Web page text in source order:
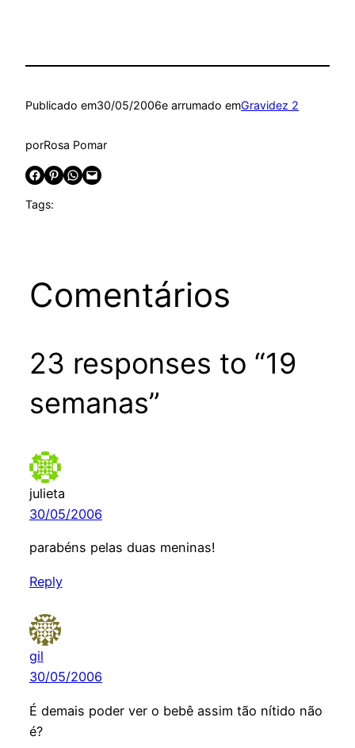
Publicado em30/05/2006e arrumado emGravidez 2
porRosa Pomar
Share on Facebook Share on Pinterest Share on WhatsApp Email this Page
Tags:
Comentários
23 responses to “19
semanas”
julieta
30/05/2006
parabéns pelas duas meninas!
Reply
gil
30/05/2006
É demais poder ver o bebê assim tão nítido não
é?